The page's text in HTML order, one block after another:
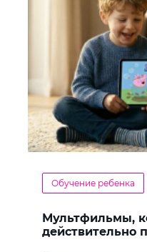
Обучение ребенка
Мультфильмы,
действительно